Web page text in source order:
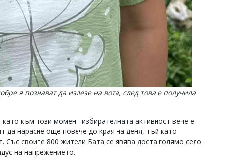
я познават да излезе на вота, след това е получила
към този момент избирателната активност вече е
да нарасне още повече до края на деня, тъй като
Със своите 800 жители Бата се явява доста голямо село
на напрежението.